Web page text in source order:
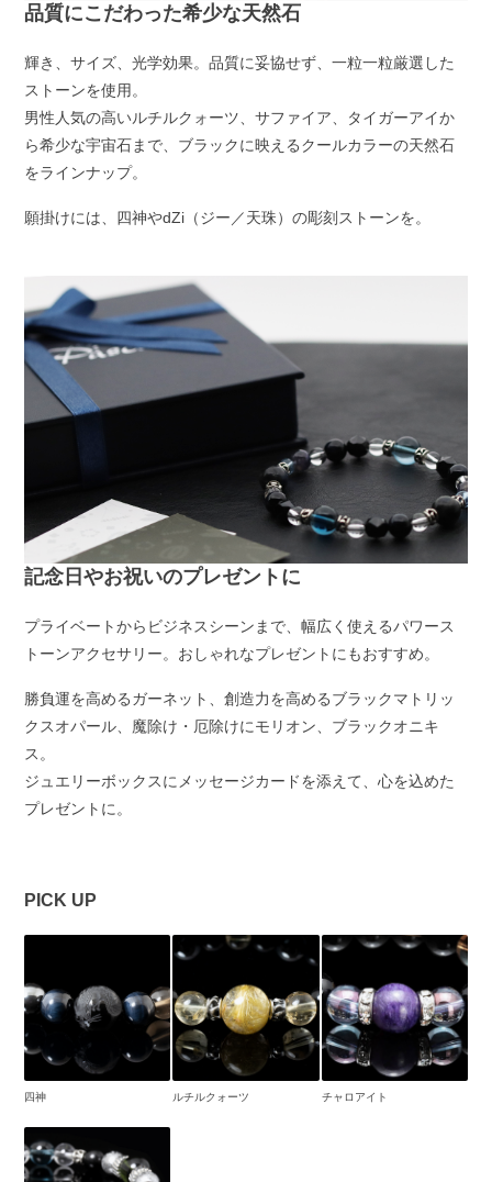
品質にこだわった希少な天然石
輝き、サイズ、光学効果。品質に妥協せず、一粒一粒厳選した
ストーンを使用。
男性人気の高いルチルクォーツ、サファイア、タイガーアイか
ら希少な宇宙石まで、ブラックに映えるクールカラーの天然石
をラインナップ。
願掛けには、四神やdZi（ジー／天珠）の彫刻ストーンを。
記念日やお祝いのプレゼントに
プライベートからビジネスシーンまで、幅広く使えるパワース
トーンアクセサリー。おしゃれなプレゼントにもおすすめ。
勝負運を高めるガーネット、創造力を高めるブラックマトリッ
クスオパール、魔除け・厄除けにモリオン、ブラックオニキ
ス。
ジュエリーボックスにメッセージカードを添えて、心を込めた
プレゼントに。
PICK UP
四神 ルチルクォーツ チャロアイト